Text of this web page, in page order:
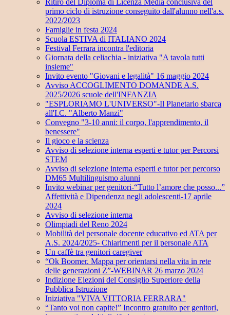
Ritiro del Diploma di Licenza Media conclusiva del
primo ciclo di istruzione conseguito dall'alunno nell'a.s.
2022/2023
Famiglie in festa 2024
Scuola ESTIVA di ITALIANO 2024
Festival Ferrara incontra l'editoria
Giornata della celiachia - iniziativa "A tavola tutti
insieme"
Invito evento "Giovani e legalità" 16 maggio 2024
Avviso ACCOGLIMENTO DOMANDE A.S.
2025/2026 scuole dell'INFANZIA
"ESPLORIAMO L'UNIVERSO"-Il Planetario sbarca
all'I.C. "Alberto Manzi"
Convegno "3-10 anni: il corpo, l'apprendimento, il
benessere"
Il gioco e la scienza
Avviso di selezione interna esperti e tutor per Percorsi
STEM
Avviso di selezione interna esperti e tutor per percorso
DM65 Multilinguismo alunni
Invito webinar per genitori-“Tutto l’amore che posso...”
Affettività e Dipendenza negli adolescenti-17 aprile
2024
Avviso di selezione interna
Olimpiadi del Reno 2024
Mobilità del personale docente educativo ed ATA per
A.S. 2024/2025- Chiarimenti per il personale ATA
Un caffè tra genitori caregiver
“Ok Boomer. Mappa per orientarsi nella vita in rete
delle generazioni Z”-WEBINAR 26 marzo 2024
Indizione Elezioni del Consiglio Superiore della
Pubblica Istruzione
Iniziativa "VIVA VITTORIA FERRARA"
“Tanto voi non capite!” Incontro gratuito per genitori,